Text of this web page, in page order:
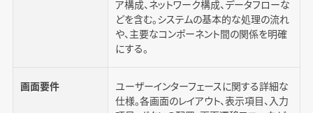
ア構成、ネットワーク構成、データフローな
どを含む。システムの基本的な処理の流れ
や、主要なコンポーネント間の関係を明確
にする。
画面要件
ユーザーインターフェースに関する詳細な
仕様。各画面のレイアウト、表示項目、入力